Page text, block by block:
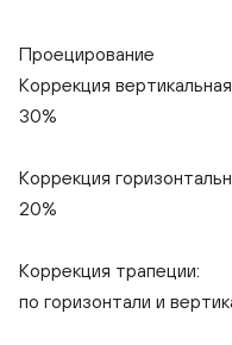
Проецирование
Коррекция
30%
Коррекция
20%
Коррекция трапеции:
по горизонтали и